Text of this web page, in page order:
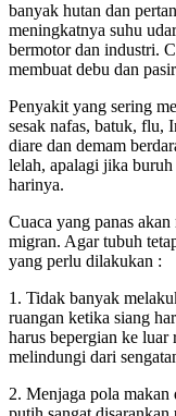
banyak hutan dan
meningkatnya suhu
bermotor dan industri.
membuat debu dan
Penyakit yang sering
sesak nafas, batuk, flu,
diare dan demam
lelah, apalagi jika
harinya.
Cuaca yang panas
migran. Agar tubuh
yang perlu dilakukan :
1. Tidak banyak
ruangan ketika siang
harus bepergian ke
melindungi dari
2. Menjaga pola